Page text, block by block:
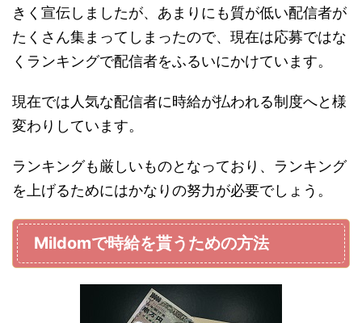
きく宣伝しましたが、あまりにも質が低い配信者が
たくさん集まってしまったので、現在は応募ではな
くランキングで配信者をふるいにかけています。
現在では人気な配信者に時給が払われる制度へと様
変わりしています。
ランキングも厳しいものとなっており、ランキング
を上げるためにはかなりの努力が必要でしょう。
Mildomで時給を貰うための方法